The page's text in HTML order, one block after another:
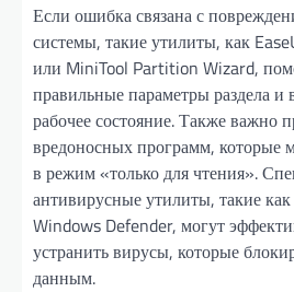
Если ошибка связана с
системы, такие утилиты, как
или MiniTool Partition Wizard,
правильные параметры раздела и
рабочее состояние. Также важно
вредоносных программ, которые
в режим «только для чтения».
антивирусные утилиты, такие
Windows Defender, могут
устранить вирусы, которые
данным.